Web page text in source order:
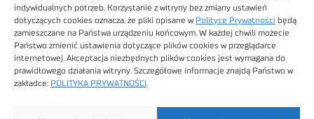
indywidualnych potrzeb. Korzystanie z witryny bez zmiany ustawień
dotyczących cookies oznacza, że pliki opisane w Polityce Prywatności będą
zamieszczane na Państwa urządzeniu końcowym. W każdej chwili możecie
Państwo zmienić ustawienia dotyczące plików cookies w przeglądarce
internetowej. Akceptacja niezbędnych plików cookies jest wymagana do
prawidłowego działania witryny. Szczegółowe informacje znajdą Państwo w
zakładce: POLITYKA PRYWATNOŚCI
Obrazy stockowe
autorstwa